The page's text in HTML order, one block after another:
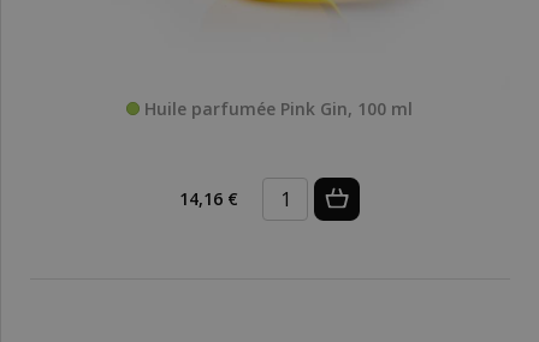
Huile parfumée Pink Gin, 100 ml
14,16 €